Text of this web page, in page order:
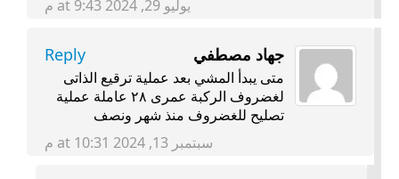
يوليو 29, 2024 at 9:43 م
جهاد مصطفي Reply
متى يبدأ المشي بعد عملية ترقيع الذاتى
لغضروف الركبة عمرى ٢٨ عاملة عملية
تصليح للغضروف منذ شهر ونصف
سبتمبر 13, 2024 at 10:31 م